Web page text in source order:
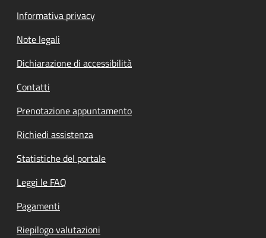
Informativa privacy
Note legali
Dichiarazione di accessibilità
Contatti
Prenotazione appuntamento
Richiedi assistenza
Statistiche del portale
Leggi le FAQ
Pagamenti
Riepilogo valutazioni